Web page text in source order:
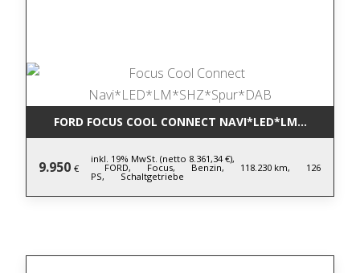
FORD FOCUS COOL CONNECT
9.950 €
inkl. 19% MwSt. (netto 8.361,34 €),
FORD, Focus, Benzin, 118.230 km, 126
PS, Schaltgetriebe